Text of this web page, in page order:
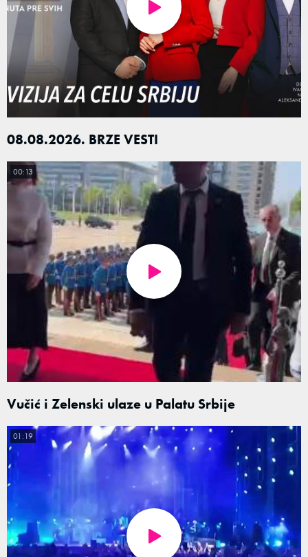
08.08.2026. BRZE VESTI
Vučić i Zelenski ulaze u Palatu Srbije
00:13
01:19